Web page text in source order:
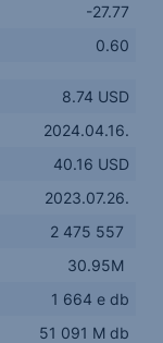
-27.77
0.60
8.74 USD
2024.04.16.
40.16 USD
2023.07.26.
2 475 557
30.95M
1 664 e db
51 091 M db